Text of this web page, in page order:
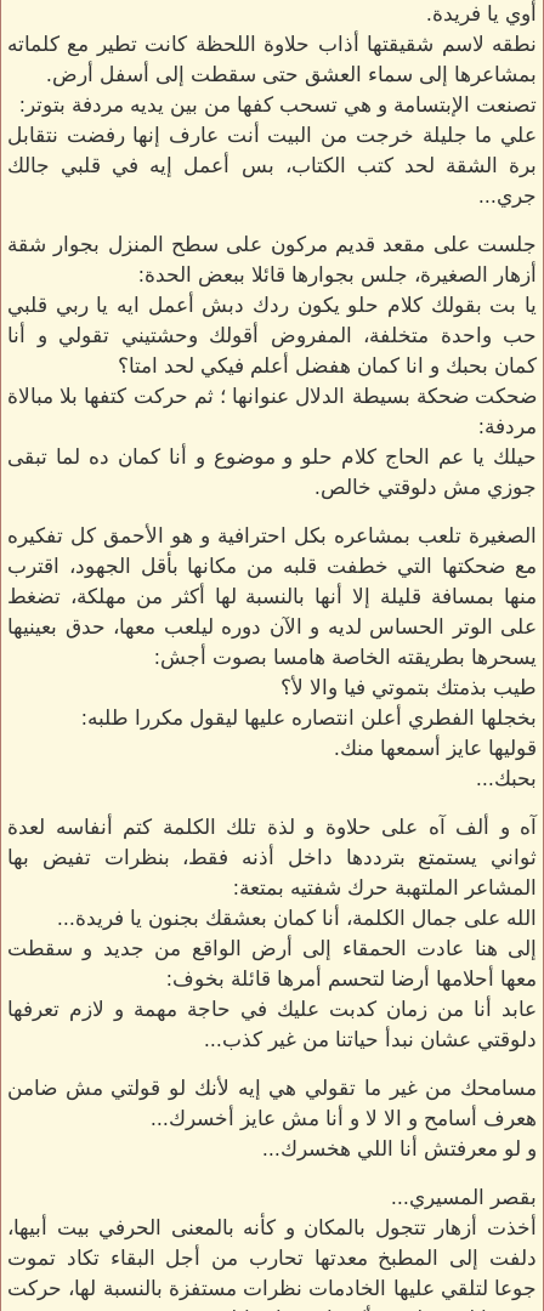
أوي يا فريدة.
نطقه لاسم شقيقتها أذاب حلاوة اللحظة كانت تطير مع كلماته
بمشاعرها إلى سماء العشق حتى سقطت إلى أسفل أرض.
تصنعت الإبتسامة و هي تسحب كفها من بين يديه مردفة بتوتر:
علي ما جليلة خرجت من البيت أنت عارف إنها رفضت نتقابل
برة الشقة لحد كتب الكتاب، بس أعمل إيه في قلبي جالك
جري...
جلست على مقعد قديم مركون على سطح المنزل بجوار شقة
أزهار الصغيرة، جلس بجوارها قائلا ببعض الحدة:
يا بت بقولك كلام حلو يكون ردك دبش أعمل ايه يا ربي قلبي
حب واحدة متخلفة، المفروض أقولك وحشتيني تقولي و أنا
كمان بحبك و انا كمان هفضل أعلم فيكي لحد امتا؟
ضحكت ضحكة بسيطة الدلال عنوانها ؛ ثم حركت كتفها بلا مبالاة
مردفة:
حيلك يا عم الحاج كلام حلو و موضوع و أنا كمان ده لما تبقى
جوزي مش دلوقتي خالص.
الصغيرة تلعب بمشاعره بكل احترافية و هو الأحمق كل تفكيره
مع ضحكتها التي خطفت قلبه من مكانها بأقل الجهود، اقترب
منها بمسافة قليلة إلا أنها بالنسبة لها أكثر من مهلكة، تضغط
على الوتر الحساس لديه و الآن دوره ليلعب معها، حدق بعينيها
يسحرها بطريقته الخاصة هامسا بصوت أجش:
طيب بذمتك بتموتي فيا والا لأ؟
بخجلها الفطري أعلن انتصاره عليها ليقول مكررا طلبه:
قوليها عايز أسمعها منك.
بحبك...
آه و ألف آه على حلاوة و لذة تلك الكلمة كتم أنفاسه لعدة
ثواني يستمتع بترددها داخل أذنه فقط، بنظرات تفيض بها
المشاعر الملتهبة حرك شفتيه بمتعة:
الله على جمال الكلمة، أنا كمان بعشقك بجنون يا فريدة...
إلى هنا عادت الحمقاء إلى أرض الواقع من جديد و سقطت
معها أحلامها أرضا لتحسم أمرها قائلة بخوف:
عابد أنا من زمان كدبت عليك في حاجة مهمة و لازم تعرفها
دلوقتي عشان نبدأ حياتنا من غير كذب...
مسامحك من غير ما تقولي هي إيه لأنك لو قولتي مش ضامن
هعرف أسامح و الا لا و أنا مش عايز أخسرك...
و لو معرفتش أنا اللي هخسرك...
بقصر المسيري...
أخذت أزهار تتجول بالمكان و كأنه بالمعنى الحرفي بيت أبيها،
دلفت إلى المطبخ معدتها تحارب من أجل البقاء تكاد تموت
جوعا لتلقي عليها الخادمات نظرات مستفزة بالنسبة لها، حركت